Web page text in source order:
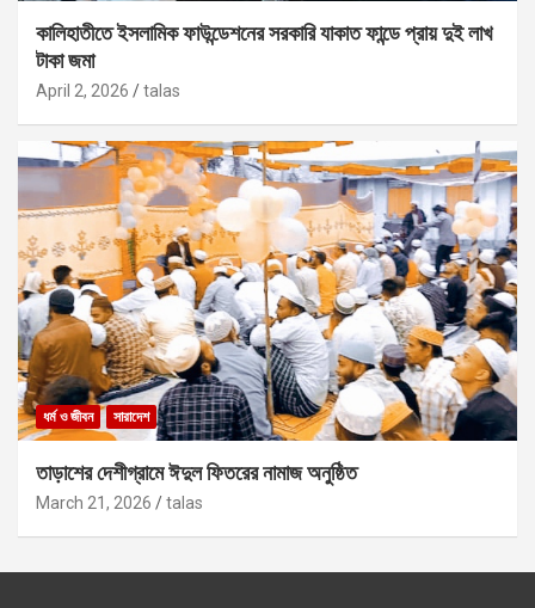
কালিহাতীতে ইসলামিক ফাউন্ডেশনের সরকারি যাকাত ফান্ডে প্রায় দুই লাখ
টাকা জমা
April 2, 2026 talas
ধর্ম ও জীবন সারাদেশ
তাড়াশের দেশীগ্রামে ঈদুল ফিতরের নামাজ অনুষ্ঠিত
March 21, 2026 talas